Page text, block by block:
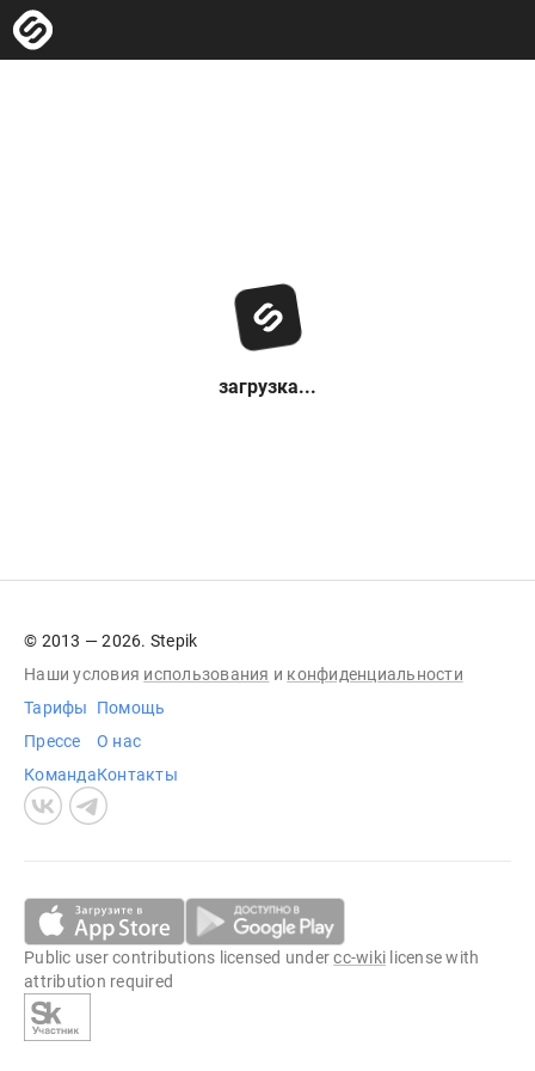
загрузка...
© 2013 — 2026. Stepik
Наши условия использования и конфиденциальности
Тарифы
Прессе
Команда
Помощь
О нас
Контакты
Public user contributions licensed undercc-wiki license with
attribution required